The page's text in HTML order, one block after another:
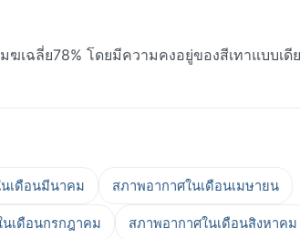
เฉลี่ย78% โดยมีความคงอยู่ของสีเทาแบบเดี
เดือนมีนาคม สภาพอากาศในเดือนเมษายน
เดือนกรกฎาคม สภาพอากาศในเดือนสิงหาคม